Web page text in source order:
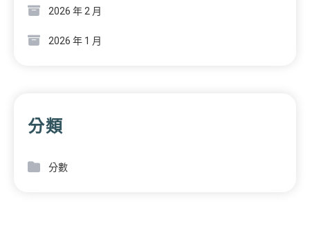
2026 年 2 月
2026 年 1 月
分類
分數